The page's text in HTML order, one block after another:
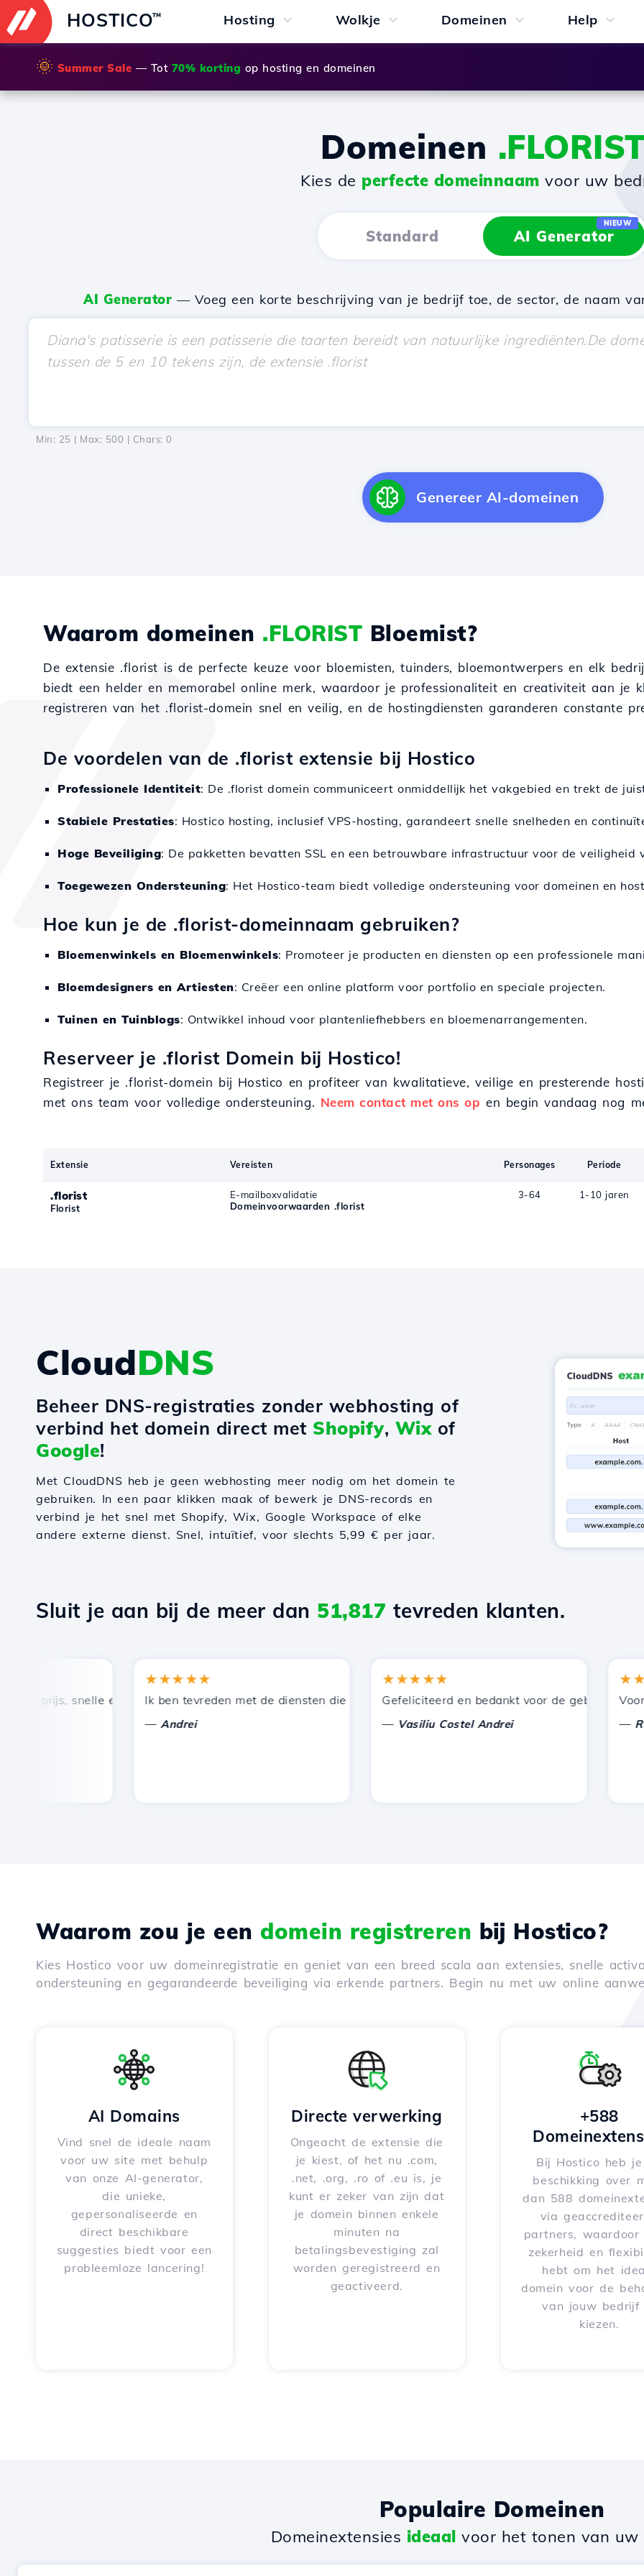
HOSTICO™ Hosting Wolkje Domeinen Help
🌞 Summer Sale — Tot 70% korting op hosting en domeinen
Domeinen
Kies de perfecte domeinnaam voor uw
Standard AI Generator
NIEUW
AI Generator — Voeg een korte beschrijving van je bedrijf toe, de sector, de naam
Min: 25 | Max: 500 | Chars: 0
Genereer AI-domeinen
Waarom domeinen .FLORIST Bloemist?
De extensie .florist is de perfecte keuze voor bloemisten, tuinders, bloemontwerpers en elk
biedt een helder en memorabel online merk, waardoor je professionaliteit en creativiteit aan je
registreren van het .florist-domein snel en veilig, en de hostingdiensten garanderen constante
De voordelen van de .florist extensie bij Hostico
Professionele Identiteit: De .florist domein communiceert onmiddellijk het vakgebied en trekt de
Stabiele Prestaties: Hostico hosting, inclusief VPS-hosting, garandeert snelle snelheden en
Hoge Beveiliging: De pakketten bevatten SSL en een betrouwbare infrastructuur voor de veiligheid
Toegewezen Ondersteuning: Het Hostico-team biedt volledige ondersteuning voor domeinen en
Hoe kun je de .florist-domeinnaam gebruiken?
Bloemenwinkels en Bloemenwinkels: Promoteer je producten en diensten op een professionele
Bloemdesigners en Artiesten: Creëer een online platform voor portfolio en speciale projecten.
Tuinen en Tuinblogs: Ontwikkel inhoud voor plantenliefhebbers en bloemenarrangementen.
Reserveer je .florist Domein bij Hostico!
Registreer je .florist-domein bij Hostico en profiteer van kwalitatieve, veilige en presterende
met ons team voor volledige ondersteuning. Neem contact met ons op en begin vandaag nog
Extensie Vereisten Personages Periode
.florist
Florist
E-mailboxvalidatie
Domeinvoorwaarden .florist
3-64 1-10 jaren
CloudDNS
Beheer DNS-registraties zonder webhosting of
verbind het domein direct met Shopify, Wixof
Google!
Met CloudDNS heb je geen webhosting meer nodig om het domein te
gebruiken. In een paar klikken maak of bewerk je DNS-records en
verbind je het snel met Shopify, Wix, Google Workspace of elke
andere externe dienst. Snel, intuïtief, voor slechts 5,99 € per jaar.
Sluit je aan bij de meer dan 51,817 tevreden klanten.
prijs, snelle en efficiënte technische ondersteuning.
★★★★★
Ik ben tevreden met de diensten die door Hostico worden aangeboden. Ik heb jullie
Andrei
★★★★★
Gefeliciteerd en bedankt voor de geboden
Vasiliu Costel Andrei
Voor
Waarom zou je een domein registreren bij Hostico?
Kies Hostico voor uw domeinregistratie en geniet van een breed scala aan extensies, snelle
ondersteuning en gegarandeerde beveiliging via erkende partners. Begin nu met uw online
AI Domains
Vind snel de ideale naam
voor uw site met behulp
van onze AI-generator,
die unieke,
gepersonaliseerde en
direct beschikbare
suggesties biedt voor een
probleemloze lancering!
Directe verwerking
Ongeacht de extensie die
je kiest, of het nu .com,
.net, .org, .ro of .eu is, je
kunt er zeker van zijn dat
je domein binnen enkele
minuten na
betalingsbevestiging zal
worden geregistreerd en
geactiveerd.
+588
Bij Hostico heb
beschikking over
dan 588
via
partners, waardoor
zekerheid en
hebt om het
domein voor de
van jouw bedrijf
kiezen.
Populaire Domeinen
Domeinextensies ideaal voor het tonen van uw